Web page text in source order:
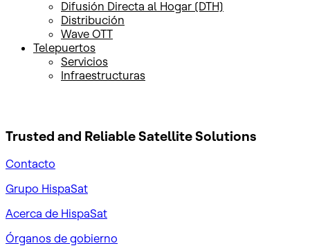
Difusión Directa al Hogar (DTH)
Distribución
Wave OTT
Telepuertos
Servicios
Infraestructuras
Trusted and ReliableSatellite Solutions
Contacto
Grupo HispaSat
Acerca de HispaSat
Órganos de gobierno